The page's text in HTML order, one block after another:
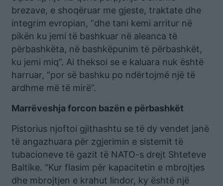
brezave, e shoqëruar me gjeste, traktate dhe
integrim evropian, “dhe tani kemi arritur në
pikën ku jemi të bashkuar në aleanca të
përbashkëta, në bashkëpunim të përbashkët,
ku jemi miq”. Ai theksoi se e kaluara nuk është
harruar, “por së bashku po ndërtojmë një të
ardhme më të mirë”.
Marrëveshja forcon bazën e përbashkët
Pistorius njoftoi gjithashtu se të dy vendet janë
të angazhuara për zgjerimin e sistemit të
tubacioneve të gazit të NATO-s drejt Shteteve
Baltike. “Kur flasim për kapacitetin e mbrojtjes
dhe mbrojtjen e krahut lindor, ky është një